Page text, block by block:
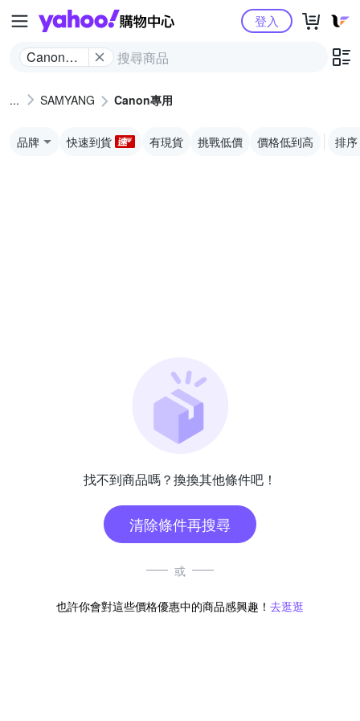
Yahoo購物中心
Canon專
登入
SAMYANG Canon專用
品牌 快速到貨 有現貨 挑戰低價 價格低到高 排序
找不到商品嗎？換換其他條件吧！
清除條件再搜尋
或
也許你會對這些價格優惠中的商品感興趣！ 去逛逛